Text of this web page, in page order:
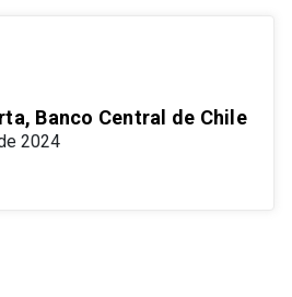
Banco Central de Chile
2024